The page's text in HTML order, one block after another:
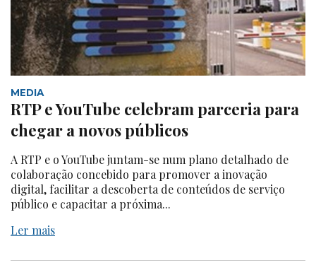
MEDIA
RTP e YouTube celebram parceria para
chegar a novos públicos
A RTP e o YouTube juntam-se num plano detalhado de
colaboração concebido para promover a inovação
digital, facilitar a descoberta de conteúdos de serviço
público e capacitar a próxima...
Ler mais